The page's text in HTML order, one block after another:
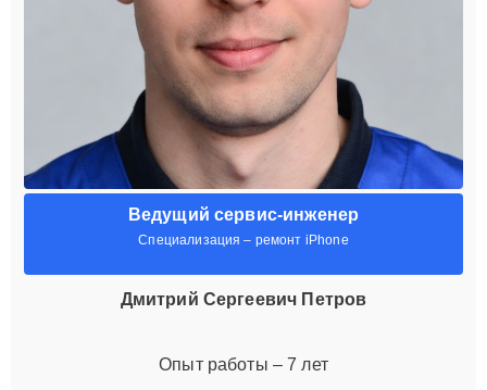
Ведущий сервис-инженер
Специализация – ремонт iPhone
Дмитрий Сергеевич Петров
Опыт работы – 7 лет